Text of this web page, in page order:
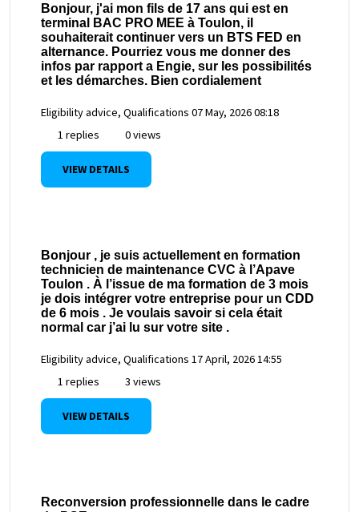
Bonjour, j'ai mon fils de 17 ans qui est en
terminal BAC PRO MEE à Toulon, il
souhaiterait continuer vers un BTS FED en
alternance. Pourriez vous me donner des
infos par rapport a Engie, sur les possibilités
et les démarches. Bien cordialement
Eligibility advice, Qualifications 07 May, 2026 08:18
1 replies
0 views
VIEW DETAILS
Bonjour , je suis actuellement en formation
technicien de maintenance CVC à l’Apave
Toulon . À l’issue de ma formation de 3 mois
je dois intégrer votre entreprise pour un CDD
de 6 mois . Je voulais savoir si cela était
normal car j’ai lu sur votre site .
Eligibility advice, Qualifications 17 April, 2026 14:55
1 replies
3 views
VIEW DETAILS
Reconversion professionnelle dans le cadre